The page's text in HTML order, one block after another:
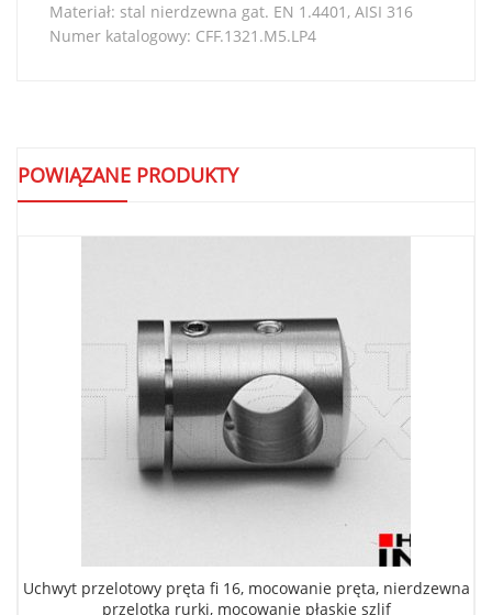
Materiał: stal nierdzewna gat. EN 1.4401, AISI 316
Numer katalogowy: CFF.1321.M5.LP4
POWIĄZANE PRODUKTY
Uchwyt przelotowy pręta fi 16, mocowanie pręta, nierdzewna
przelotka rurki, mocowanie płaskie szlif